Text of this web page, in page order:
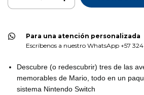
Para una atención personalizada
Escríbenos a nuestro WhatsApp +57 324
Descubre (o redescubrir) tres de las
memorables de Mario, todo en un
sistema Nintendo Switch